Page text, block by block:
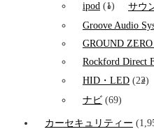
ipod (1) サウ
Groove Audio
GROUND
Rockford Direct
HID・LED (22)
ナビ (69)
カーセキュリティー